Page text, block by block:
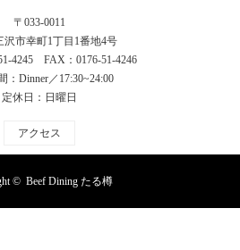
〒033-0011
沢市幸町1丁目1番地4号
4245 FAX：0176-51-4246
：Dinner／17:30~24:00
定休日：日曜日
アクセス
© Beef Dining たる樽